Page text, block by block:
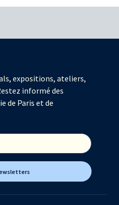
expositions, ateliers,
informé des
de Paris et de